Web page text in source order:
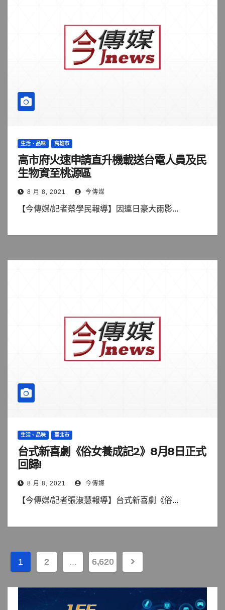
生活、品味 高雄市
高市府火速申請直升機載送台電人員及民
生物資至桃源區
8 月 8, 2021 今傳媒
【今傳媒/記者蔡學民報導】因連日豪大雨影...
生活、品味 臺北市
台式新喜劇《俗女養成記2》8月8日正式
回歸!
8 月 8, 2021 今傳媒
【今傳媒/記者張淑慧報導】台式新喜劇《俗...
文
章
1 2 ... 6,620